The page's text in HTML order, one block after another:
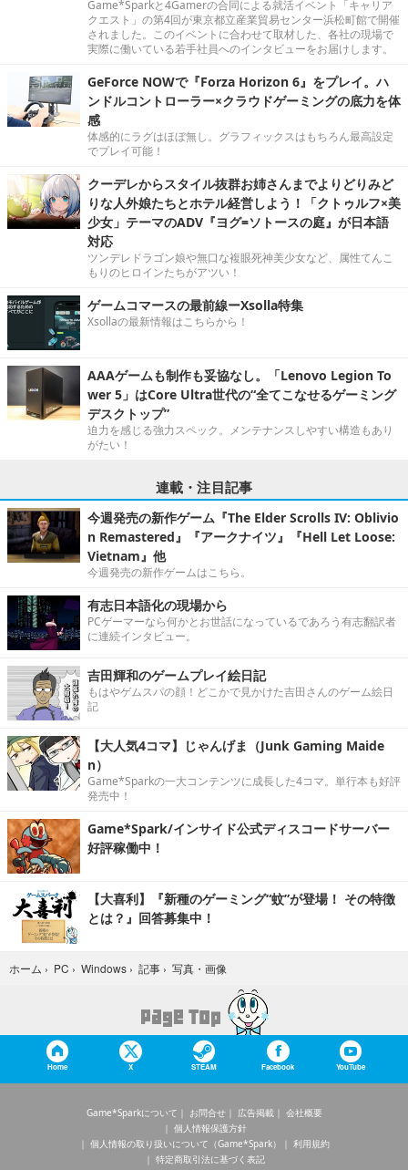
Game*Sparkと4Gamerの合同による就活イベント「キャリア
クエスト」の第4回が東京都立産業貿易センター浜松町館で開催
されました。このイベントに合わせて取材した、各社の現場で
実際に働いている若手社員へのインタビューをお届けします。
GeForce NOWで『Forza Horizon 6』をプレイ。ハ
ンドルコントローラー×クラウドゲーミングの底力を体
感
体感的にラグはほぼ無し。グラフィックスはもちろん最高設定
でプレイ可能！
クーデレからスタイル抜群お姉さんまでよりどりみど
りな人外娘たちとホテル経営しよう！「クトゥルフ×美
少女」テーマのADV『ヨグ=ソトースの庭』が日本語
対応
ツンデレドラゴン娘や無口な複眼死神美少女など、属性てんこ
もりのヒロインたちがアツい！
ゲームコマースの最前線ーXsolla特集
Xsollaの最新情報はこちらから！
AAAゲームも制作も妥協なし。「Lenovo Legion To
wer 5」はCore Ultra世代の“全てこなせるゲーミング
デスクトップ”
迫力を感じる強力スペック。メンテナンスしやすい構造もあり
がたい！
連載・注目記事
今週発売の新作ゲーム『The Elder Scrolls IV: Oblivio
n Remastered』『アークナイツ』『Hell Let Loose:
Vietnam』他
今週発売の新作ゲームはこちら。
有志日本語化の現場から
PCゲーマーなら何かとお世話になっているであろう有志翻訳者
に連続インタビュー。
吉田輝和のゲームプレイ絵日記
もはやゲムスパの顔！どこかで見かけた吉田さんのゲーム絵日
記
【大人気4コマ】じゃんげま（Junk Gaming Maide
n）
Game*Sparkの一大コンテンツに成長した4コマ。単行本も好評
発売中！
Game*Spark/インサイド公式ディスコードサーバー
好評稼働中！
【大喜利】『新種のゲーミング“蚊”が登場！ その特徴
とは？』回答募集中！
ホーム › PC › Windows › 記事 › 写真・画像
Home X STEAM Facebook YouTube
Game*Sparkについて お問合せ 広告掲載
会社概要
個人情報保護方針
個人情報の取り扱いについて（Game*Spark）
利用規約
特定商取引法に基づく表記